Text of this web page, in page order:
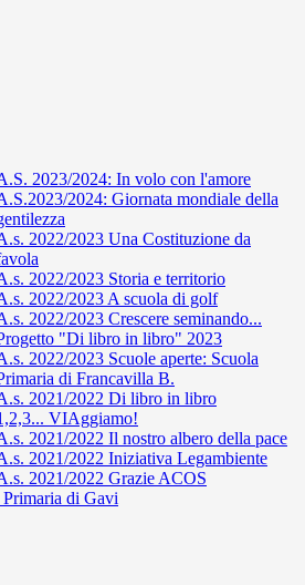
2023/2024: In volo con l'amore
2024: Giornata mondiale della
2022/2023 Una Costituzione da
2022/2023 Storia e territorio
2022/2023 A scuola di golf
2022/2023 Crescere seminando...
"Di libro in libro" 2023
2022/2023 Scuole aperte: Scuola
di Francavilla B.
2021/2022 Di libro in libro
VIAggiamo!
2021/2022 Il nostro albero della pace
2021/2022 Iniziativa Legambiente
2021/2022 Grazie ACOS
Primaria di Gavi